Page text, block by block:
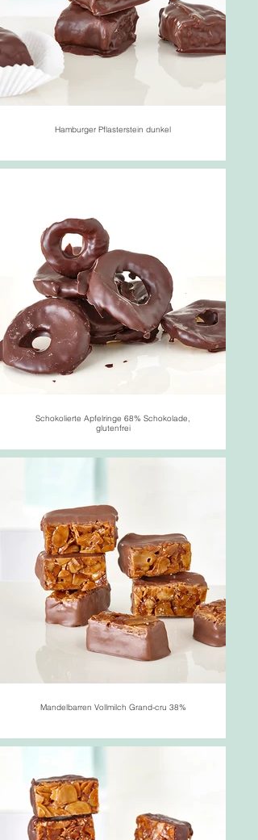
Hamburger Pflasterstein dunkel
Schokolierte Apfelringe 68% Schokolade,
glutenfrei
Mandelbarren Vollmilch Grand-cru 38%